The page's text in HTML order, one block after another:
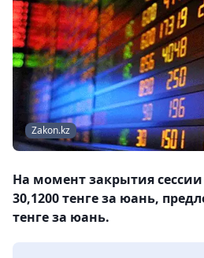
Zakon.kz
На момент закрытия сессии
30,1200 тенге за юань,
тенге за юань.